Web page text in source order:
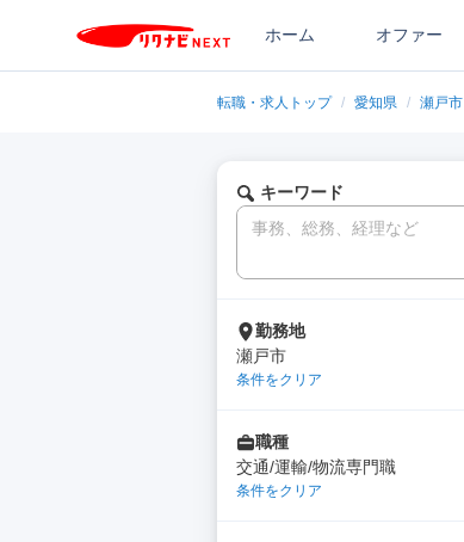
ホーム オファー
転職・求人トップ / 愛知県 / 瀬戸市
キーワード
勤務地
瀬戸市
条件をクリア
職種
交通/運輸/物流専門職
条件をクリア